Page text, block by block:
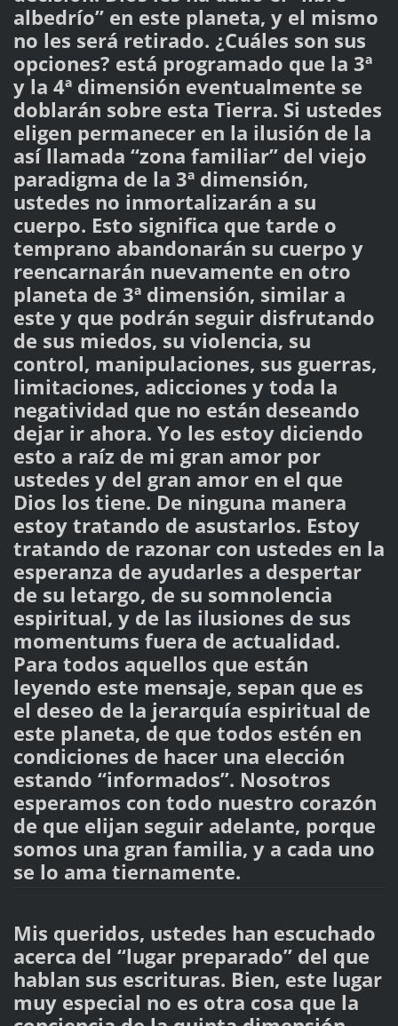
albedrío” en este planeta, y el mismo
no les será retirado. ¿Cuáles son sus
opciones? está programado que la 3ª
y la 4ª dimensión eventualmente se
doblarán sobre esta Tierra. Si ustedes
eligen permanecer en la ilusión de la
así llamada “zona familiar” del viejo
paradigma de la 3ª dimensión,
ustedes no inmortalizarán a su
cuerpo. Esto significa que tarde o
temprano abandonarán su cuerpo y
reencarnarán nuevamente en otro
planeta de 3ª dimensión, similar a
este y que podrán seguir disfrutando
de sus miedos, su violencia, su
control, manipulaciones, sus guerras,
limitaciones, adicciones y toda la
negatividad que no están deseando
dejar ir ahora. Yo les estoy diciendo
esto a raíz de mi gran amor por
ustedes y del gran amor en el que
Dios los tiene. De ninguna manera
estoy tratando de asustarlos. Estoy
tratando de razonar con ustedes en la
esperanza de ayudarles a despertar
de su letargo, de su somnolencia
espiritual, y de las ilusiones de sus
momentums fuera de actualidad.
Para todos aquellos que están
leyendo este mensaje, sepan que es
el deseo de la jerarquía espiritual de
este planeta, de que todos estén en
condiciones de hacer una elección
estando “informados”. Nosotros
esperamos con todo nuestro corazón
de que elijan seguir adelante, porque
somos una gran familia, y a cada uno
se lo ama tiernamente.
Mis queridos, ustedes han escuchado
acerca del “lugar preparado” del que
hablan sus escrituras. Bien, este lugar
muy especial no es otra cosa que la